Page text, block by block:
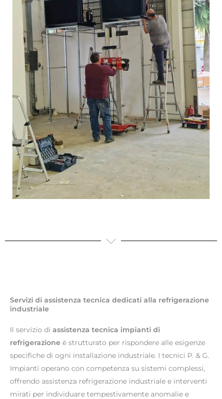
Servizi di assistenza tecnica dedicati alla refrigerazione
industriale
Il servizio di assistenza tecnica impianti di
refrigerazione è strutturato per rispondere alle esigenze
specifiche di ogni installazione industriale. I tecnici P. & G.
Impianti operano con competenza su sistemi complessi,
offrendo assistenza refrigerazione industriale e interventi
mirati per individuare tempestivamente anomalie e